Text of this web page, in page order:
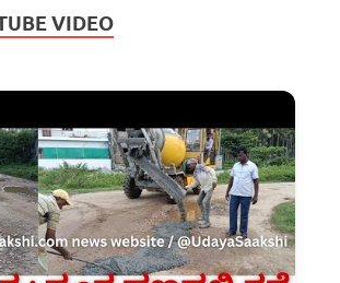
VIDEO